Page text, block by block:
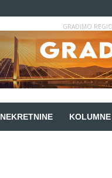
GRADIMO
NEKRETNINE KOLUMNE